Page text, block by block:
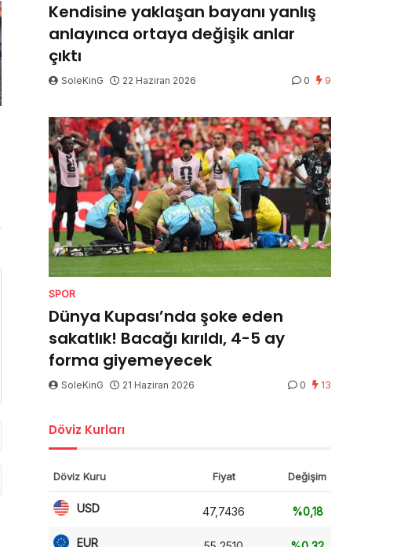
Kendisine yaklaşan bayanı yanlış
anlayınca ortaya değişik anlar
çıktı
SoleKinG 22 Haziran 2026 0 9
SPOR
Dünya Kupası’nda şoke eden
sakatlık! Bacağı kırıldı, 4-5 ay
forma giyemeyecek
SoleKinG 21 Haziran 2026 0 13
Döviz Kurları
Döviz Kuru Fiyat Değişim
USD 47,7436 %0,18
EUR